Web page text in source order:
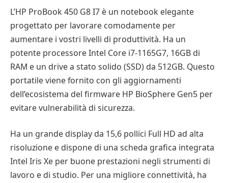
L’HP ProBook 450 G8 I7 è un notebook elegante
progettato per lavorare comodamente per
aumentare i vostri livelli di produttività. Ha un
potente processore Intel Core i7-1165G7, 16GB di
RAM e un drive a stato solido (SSD) da 512GB. Questo
portatile viene fornito con gli aggiornamenti
dell’ecosistema del firmware HP BioSphere Gen5 per
evitare vulnerabilità di sicurezza.
Ha un grande display da 15,6 pollici Full HD ad alta
risoluzione e dispone di una scheda grafica integrata
Intel Iris Xe per buone prestazioni negli strumenti di
lavoro e di studio. Per una migliore connettività, ha